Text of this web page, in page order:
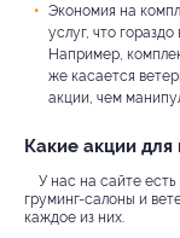
Экономия на
услуг, что
Например,
же касается
акции, чем
Какие акции для
У нас на сайте
груминг-салоны и
каждое из них.